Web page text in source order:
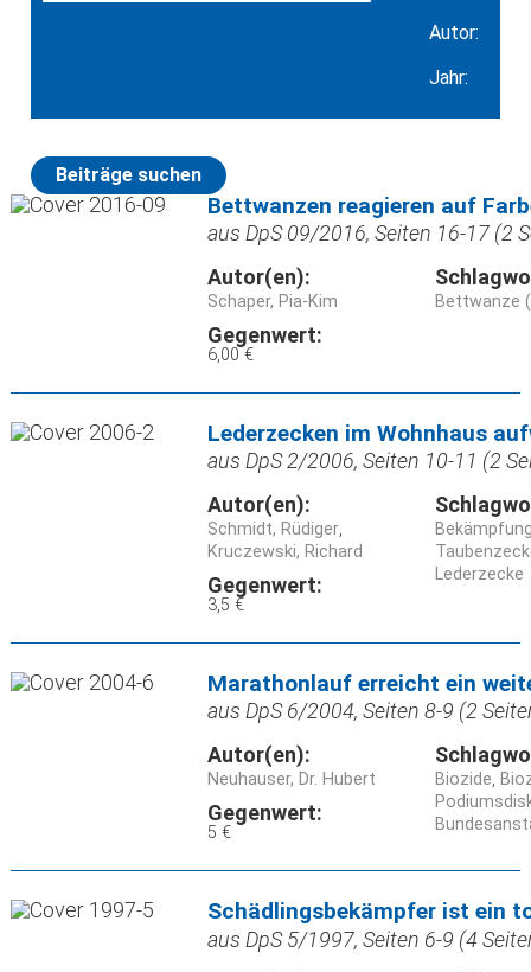
Autor:
Jahr:
Beiträge suchen
Bettwanzen reagieren auf
aus DpS 09/2016, Seiten 16-17 (2
Autor(en):
Schaper, Pia-Kim
Gegenwert:
6,00 €
Bettwanze
Lederzecken im Wohnhaus
aus DpS 2/2006, Seiten 10-11 (2
Autor(en):
Schmidt, Rüdiger
Kruczewski, Richard
Gegenwert:
3,5 €
Lederzecke
Marathonlauf erreicht ein
aus DpS 6/2004, Seiten 8-9 (2
Autor(en):
Neuhauser, Dr. Hubert
Gegenwert:
5 €
Biozide
Schädlingsbekämpfer ist ein
aus DpS 5/1997, Seiten 6-9 (4